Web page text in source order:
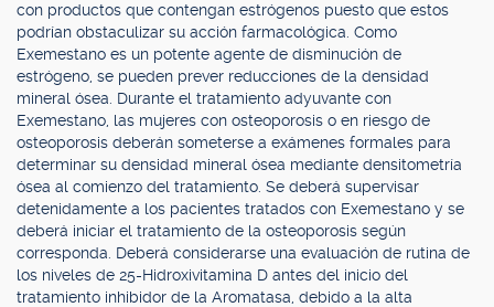
con productos que contengan estrógenos puesto que estos
podrían obstaculizar su acción farmacológica. Como
Exemestano es un potente agente de disminución de
estrógeno, se pueden prever reducciones de la densidad
mineral ósea. Durante el tratamiento adyuvante con
Exemestano, las mujeres con osteoporosis o en riesgo de
osteoporosis deberán someterse a exámenes formales para
determinar su densidad mineral ósea mediante densitometría
ósea al comienzo del tratamiento. Se deberá supervisar
detenidamente a los pacientes tratados con Exemestano y se
deberá iniciar el tratamiento de la osteoporosis según
corresponda. Deberá considerarse una evaluación de rutina de
los niveles de 25-Hidroxivitamina D antes del inicio del
tratamiento inhibidor de la Aromatasa, debido a la alta